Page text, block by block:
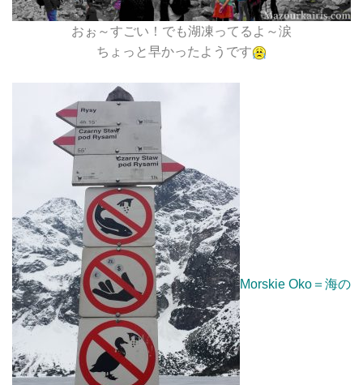
おぉ～すごい！でも湖凍ってるよ～涙
ちょっと早かったようです
Morskie Oko＝海の